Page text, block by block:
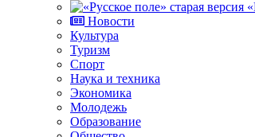
Новости
Культура
Туризм
Спорт
Наука и техника
Экономика
Молодежь
Образование